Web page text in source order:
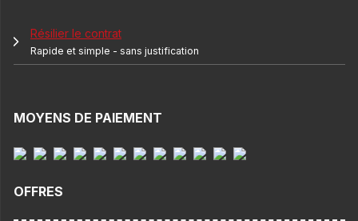
Résilier le contrat
Rapide et simple - sans justification
MOYENS DE PAIEMENT
OFFRES